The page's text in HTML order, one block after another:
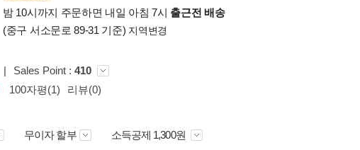
밤 10시까지 주문하면 내일 아침 7시 출근전 배송
(중구 서소문로 89-31 기준) 지역변경
| Sales Point : 410
100자평(1) 리뷰(0)
무이자 할부 소득공제 1,300원